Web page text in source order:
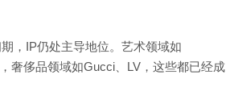
，IP仍处主导地位。艺术领域如
奢侈品领域如Gucci、LV，这些都已经成